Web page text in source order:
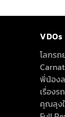
VDOs
โลกร
พี่น้อง
เรื่องร
คุณลุง